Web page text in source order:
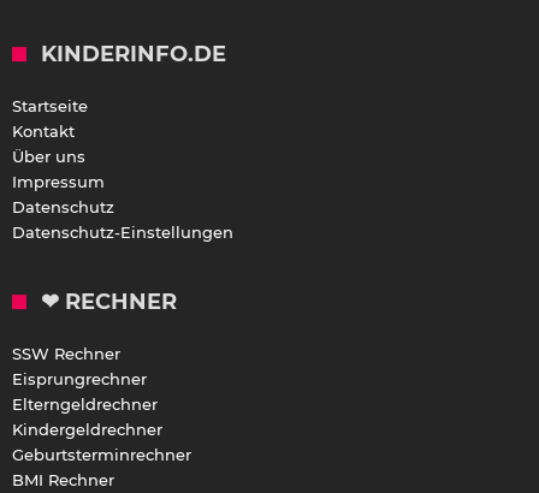
KINDERINFO.DE
Startseite
Kontakt
Über uns
Impressum
Datenschutz
Datenschutz-Einstellungen
❤ RECHNER
SSW Rechner
Eisprungrechner
Elterngeldrechner
Kindergeldrechner
Geburtsterminrechner
BMI Rechner